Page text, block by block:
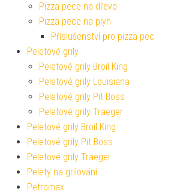
Pizza pece na dřevo
Pizza pece na plyn
Příslušenství pro pizza pec
Peletové grily
Peletové grily Broil King
Peletové grily Louisiana
Peletové grily Pit Boss
Peletové grily Traeger
Peletové grily Broil King
Peletové grily Pit Boss
Peletové grily Traeger
Pelety na grilování
Petromax